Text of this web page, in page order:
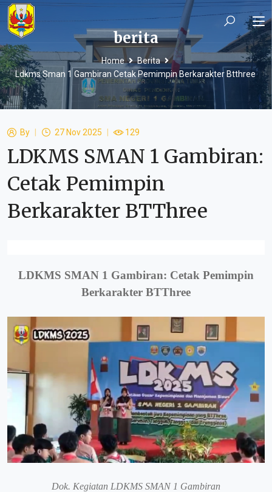
berita
Home
Berita
Ldkms Sman 1 Gambiran Cetak Pemimpin Berkarakter Btthree
By 27 Nov 2025 129
LDKMS SMAN 1 Gambiran:
Cetak Pemimpin
Berkarakter BTThree
LDKMS SMAN 1 Gambiran: Cetak Pemimpin
Berkarakter BTThree
Dok. Kegiatan LDKMS SMAN 1 Gambiran